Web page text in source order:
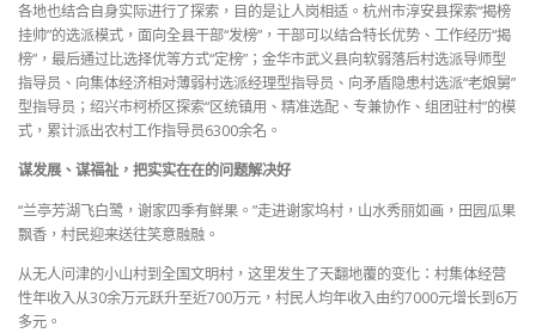
各地也结合自身实际进行了探索，目的是让人岗相适。杭州市淳安县探索“揭榜
挂帅”的选派模式，面向全县干部“发榜”，干部可以结合特长优势、工作经历“揭
榜”，最后通过比选择优等方式“定榜”；金华市武义县向软弱落后村选派导师型
指导员、向集体经济相对薄弱村选派经理型指导员、向矛盾隐患村选派“老娘舅”
型指导员；绍兴市柯桥区探索“区统镇用、精准选配、专兼协作、组团驻村”的模
式，累计派出农村工作指导员6300余名。
谋发展、谋福祉，把实实在在的问题解决好
“兰亭芳湖飞白鹭，谢家四季有鲜果。”走进谢家坞村，山水秀丽如画，田园瓜果
飘香，村民迎来送往笑意融融。
从无人问津的小山村到全国文明村，这里发生了天翻地覆的变化：村集体经营
性年收入从30余万元跃升至近700万元，村民人均年收入由约7000元增长到6万
多元。